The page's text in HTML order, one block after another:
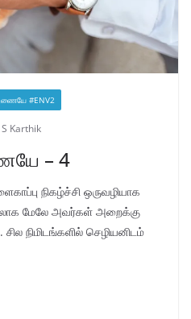
#ENV2
Karthik
– 4
நிகழ்ச்சி ஒருவழியாக
மேலே அவர்கள் அறைக்கு
நிமிடங்களில் செழியனிடம்